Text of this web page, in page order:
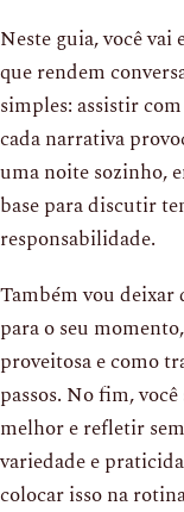
Neste guia, você
que rendem
simples: assistir
cada narrativa
uma noite sozinho,
base para discutir
responsabilidade.
Também vou deixar
para o seu
proveitosa e como
passos. No fim,
melhor e refletir
variedade e
colocar isso na